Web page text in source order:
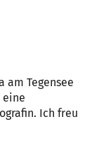
am Tegensee
Ich freu